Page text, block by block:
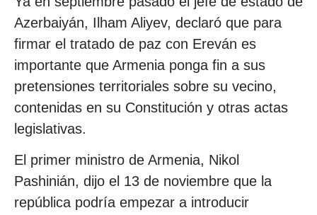
Azerbaiyán, Ilham Aliyev, declaró que para
firmar el tratado de paz con Ereván es
importante que Armenia ponga fin a sus
pretensiones territoriales sobre su vecino,
contenidas en su Constitución y otras actas
legislativas.
El primer ministro de Armenia, Nikol
Pashinián, dijo el 13 de noviembre que la
república podría empezar a introducir